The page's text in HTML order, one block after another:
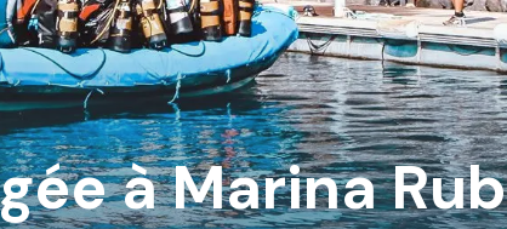
à Marina